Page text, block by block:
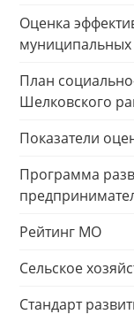
Оценка
План
Шелковского
Показатели
Программа
Рейтинг МО
Сельское
Стандарт